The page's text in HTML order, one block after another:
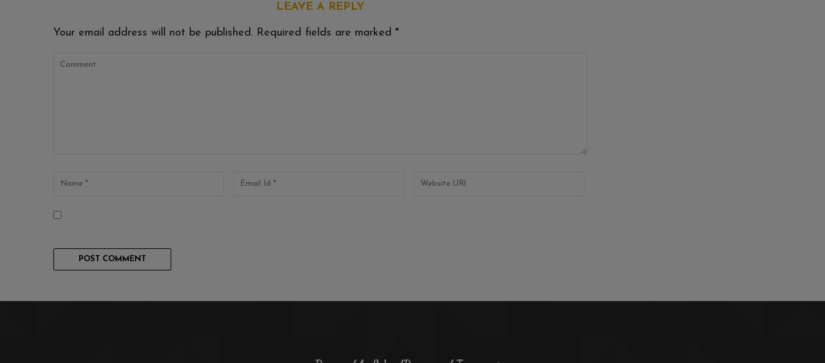
LEAVE A REPLY
Your email address will not be published. Required fields are marked *